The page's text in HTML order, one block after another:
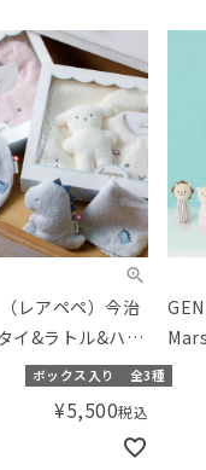
レアペペ）今治
イ&ラトル&ハン
ボックス入り 全3種
¥5,500税込
（